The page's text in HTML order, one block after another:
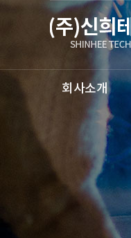
회사소개